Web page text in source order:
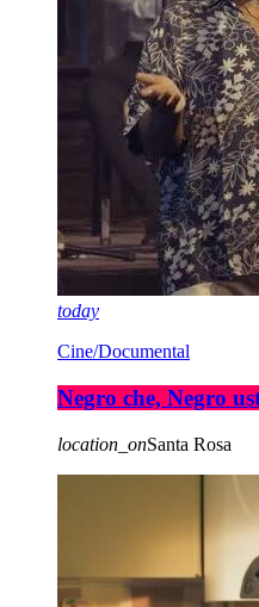
today
Cine/Documental
Negro che, Negro
location_onSanta Rosa